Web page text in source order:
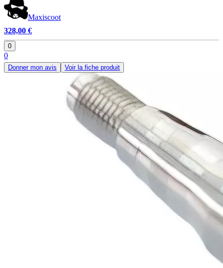
Maxiscoot
328,00 €
0
0
Donner mon avis Voir la fiche produit